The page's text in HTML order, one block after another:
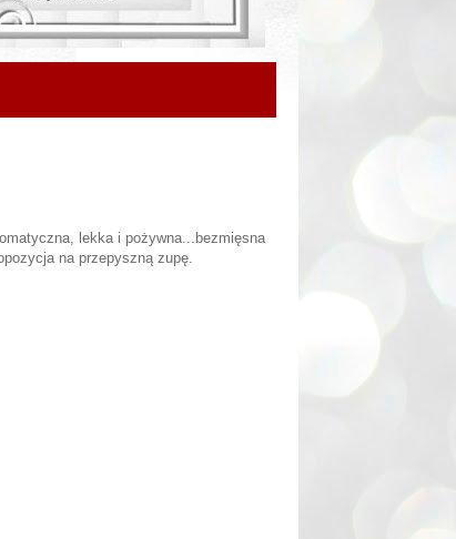
lekka i pożywna...bezmięsna
na przepyszną zupę.